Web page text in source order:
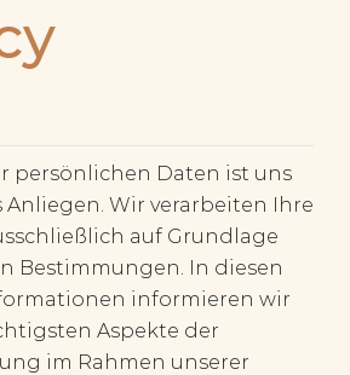
persönlichen Daten ist uns
Anliegen. Wir verarbeiten Ihre
auf Grundlage
Bestimmungen. In diesen
informieren wir
Aspekte der
im Rahmen unserer